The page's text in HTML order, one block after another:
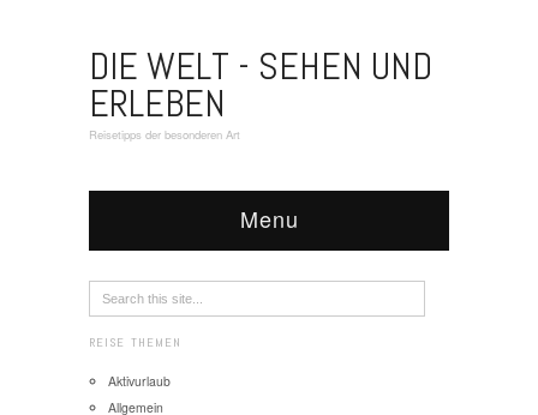
DIE WELT - SEHEN UND
ERLEBEN
Reisetipps der besonderen Art
Menu
REISE THEMEN
Aktivurlaub
Allgemein